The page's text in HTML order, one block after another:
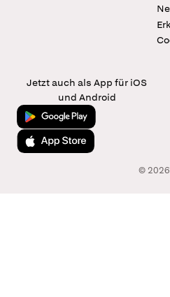
Jetzt auch als App für iOS
und Android
Jetzt bei Google Play
Laden im App Store
©